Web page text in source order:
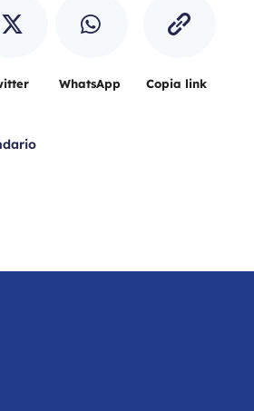
WhatsApp Copia link